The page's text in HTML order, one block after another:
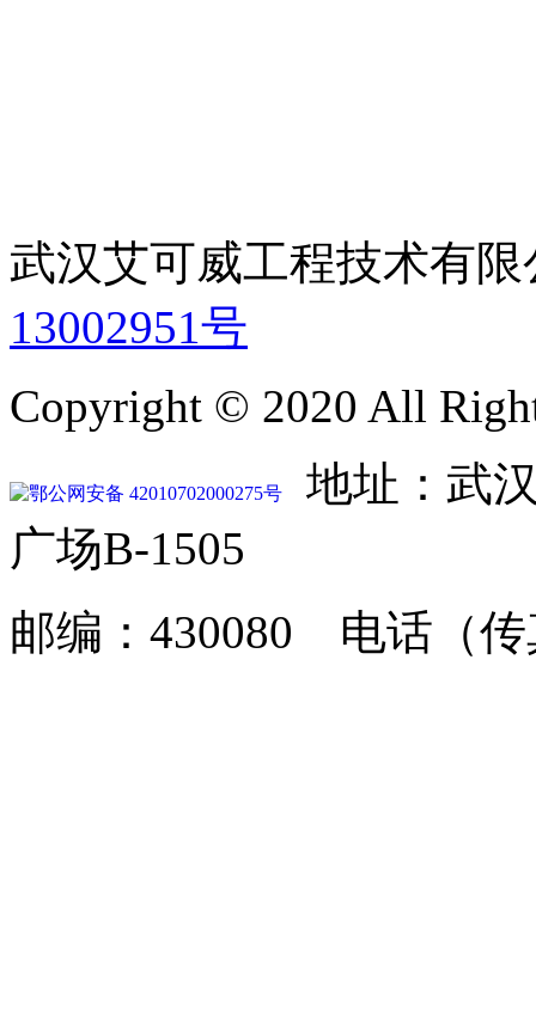
武汉艾可威工程技术有
13002951号
Copyright © 2020 All
鄂公网安备 42010702000275号
地址：武
广场B-1505
邮编：430080 电话（传